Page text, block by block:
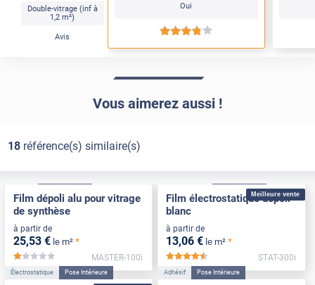
Double-vitrage (inf à
1,2 m²)
Avis
Oui
*****
Vous aimerez aussi !
18référence(s) similaire(s)
Film dépoli alu pour vitrage
de synthèse
à partir de
25,53 € le m² *
*****
MASTER-100i
Meilleure vente
Film électrostatique dépoli
blanc
à partir de
13,06 € le m² *
*****
STAT-300i
Électrostatique Pose Intérieure Adhésif Pose Intérieure